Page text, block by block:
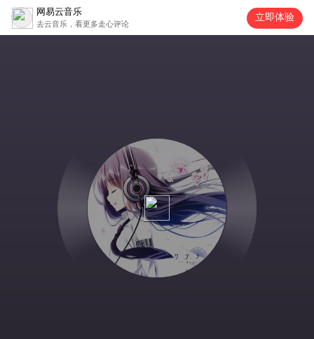
网易云音乐
去云音乐，看更多走心评论
立即体验